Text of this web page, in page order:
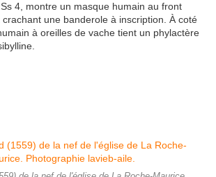
4, montre un masque humain au front
une banderole à inscription. À coté
à oreilles de vache tient un phylactère